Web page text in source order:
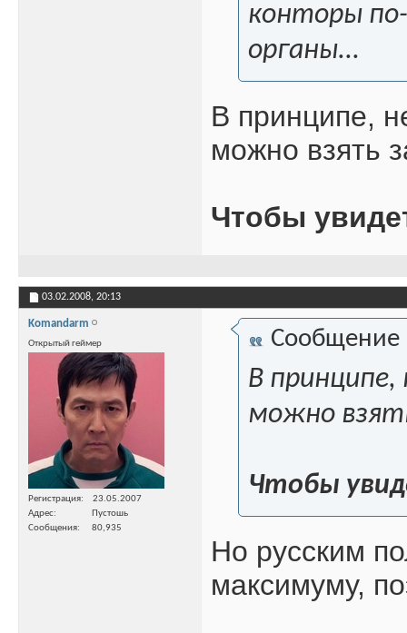
конторы
органы...
В принципе,
можно взять
Чтобы
03.02.2008, 20:13
Komandarm
Открытый геймер
Регистрация
23.05.2007
Адрес
Пустошь
Сообщения
80,935
Сообщение
В принципе,
можно
Чтобы
Но русским
максимуму,